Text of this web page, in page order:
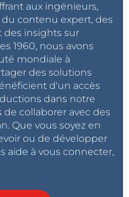
aux ingénieurs,
contenu expert, des
des insights sur
1960, nous avons
mondiale à
des solutions
d'un accès
dans notre
collaborer avec des
Que vous soyez en
ou de développer
aide à vous connecter,